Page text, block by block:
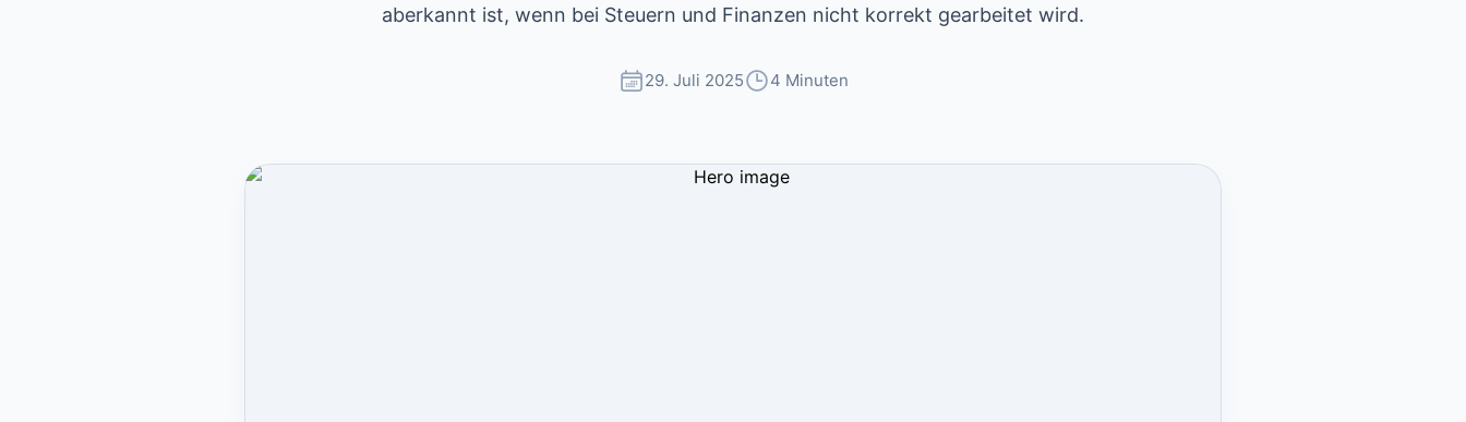
aberkannt ist, wenn bei Steuern und Finanzen nicht korrekt gearbeitet wird.
29. Juli 2025 4 Minuten